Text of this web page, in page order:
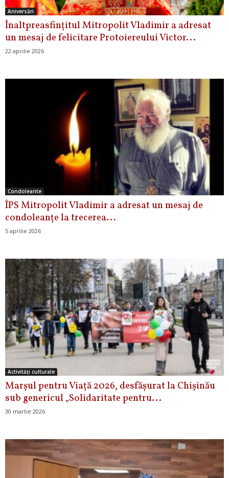
Aniversări
Înaltpreasfințitul Mitropolit Vladimir a adresat
un mesaj de felicitare Protoiereului Victor...
22 aprilie 2026
Condoleante
ÎPS Mitropolit Vladimir a adresat un mesaj de
condoleanțe la trecerea...
5 aprilie 2026
Activități culturale
Marșul pentru Viață 2026, desfășurat la Chișinău
sub genericul „Solidaritate pentru...
30 martie 2026